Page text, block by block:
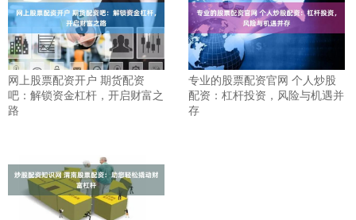
网上股票配资开户 期货配资
吧：解锁资金杠杆，开启财富之
路
专业的股票配资官网 个人炒股
配资：杠杆投资，风险与机遇并
存